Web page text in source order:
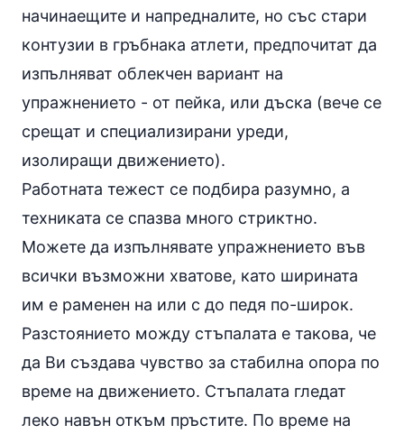
начинаещите и напредналите, но със стари
контузии в гръбнака атлети, предпочитат да
изпълняват облекчен вариант на
упражнението - от пейка, или дъска (вече се
срещат и специализирани уреди,
изолиращи движението).
Работната тежест се подбира разумно, а
техниката се спазва много стриктно.
Можете да изпълнявате упражнението във
всички възможни хватове, като ширината
им е раменен на или с до педя по-широк.
Разстоянието можду стъпалата е такова, че
да Ви създава чувство за стабилна опора по
време на движението. Стъпалата гледат
леко навън откъм пръстите. По време на